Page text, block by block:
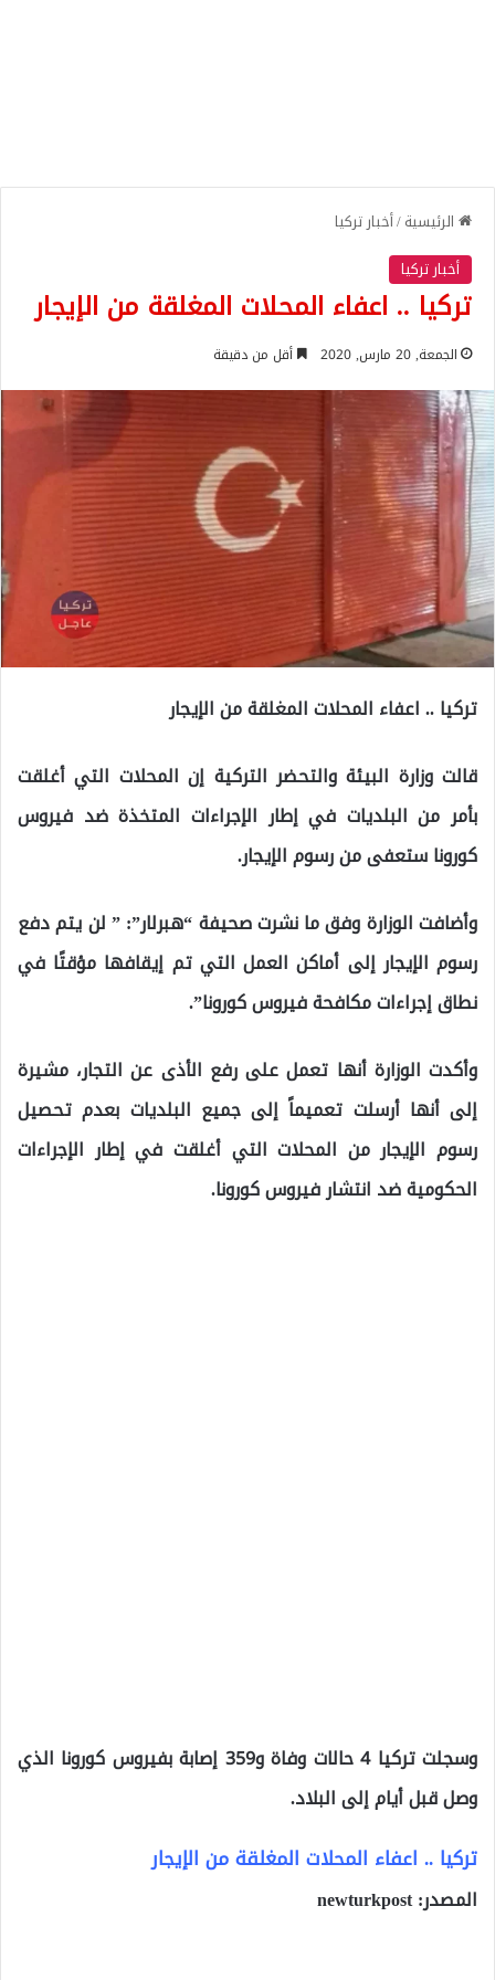
الرئيسية/أخبار تركيا
أخبار تركيا
تركيا .. اعفاء المحلات المغلقة من الإيجار
الجمعة, 20 مارس, 2020 أقل من دقيقة
تركيا .. اعفاء المحلات المغلقة من الإيجار
قالت وزارة البيئة والتحضر التركية إن المحلات التي أغلقت
بأمر من البلديات في إطار الإجراءات المتخذة ضد فيروس
كورونا ستعفى من رسوم الإيجار.
وأضافت الوزارة وفق ما نشرت صحيفة “هبرلار”: ” لن يتم دفع
رسوم الإيجار إلى أماكن العمل التي تم إيقافها مؤقتًا في
نطاق إجراءات مكافحة فيروس كورونا”.
وأكدت الوزارة أنها تعمل على رفع الأذى عن التجار، مشيرة
إلى أنها أرسلت تعميماً إلى جميع البلديات بعدم تحصيل
رسوم الإيجار من المحلات التي أغلقت في إطار الإجراءات
الحكومية ضد انتشار فيروس كورونا.
وسجلت تركيا 4 حالات وفاة و359 إصابة بفيروس كورونا الذي
وصل قبل أيام إلى البلاد.
تركيا .. اعفاء المحلات المغلقة من الإيجار
المصدر: newturkpost